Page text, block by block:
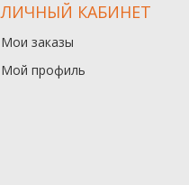
ЛИЧНЫЙ КАБИНЕТ
Мои заказы
Мой профиль